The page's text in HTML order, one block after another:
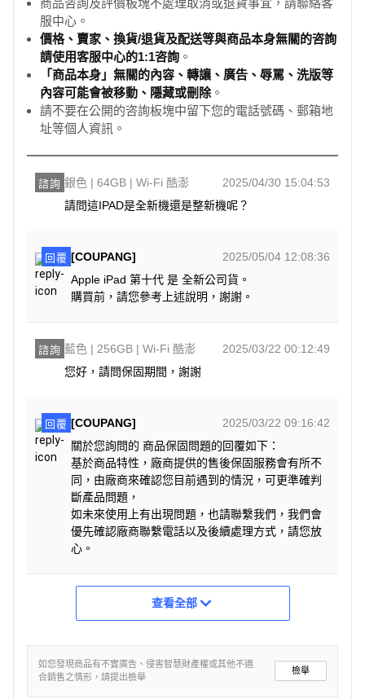
服中心。
價格、賣家、換貨/退貨及配送等與商品本身無關的咨詢
請使用客服中心的1:1咨詢 。
「商品本身」無關的內容、轉讓、廣告、辱罵、洗版等
內容可能會被移動、隱藏或刪除。
請不要在公開的咨詢板塊中留下您的電話號碼、郵箱地
址等個人資訊。
諮詢 銀色 | 64GB | Wi-Fi 酷澎
2025/04/30 15:04:53
請問這IPAD是全新機還是整新機呢？
回覆 [COUPANG]
2025/05/04 12:08:36
Apple iPad 第十代 是 全新公司貨。
購買前，請您參考上述說明，謝謝。
諮詢 藍色 | 256GB | Wi-Fi 酷澎
2025/03/22 00:12:49
您好，請問保固期間，謝謝
回覆 [COUPANG]
2025/03/22 09:16:42
關於您詢問的 商品保固問題的回覆如下：
基於商品特性，廠商提供的售後保固服務會有所不
同，由廠商來確認您目前遇到的情況，可更準確判
斷產品問題，
如未來使用上有出現問題，也請聯繫我們，我們會
優先確認廠商聯繫電話以及後續處理方式，請您放
心。
查看全部
如您發現商品有不實廣告、侵害智慧財產權或其他不適
合銷售之情形，請提出檢舉
檢舉